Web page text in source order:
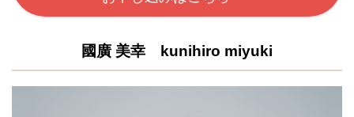
國廣 美幸 kunihiro miyuki